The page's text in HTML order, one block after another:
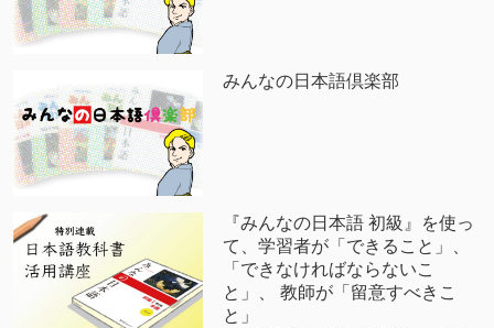
みんなの日本語倶楽部
『みんなの日本語 初級』を使っ
て、学習者が「できること」、
「できなければならないこ
と」、 教師が「留意すべきこ
と」